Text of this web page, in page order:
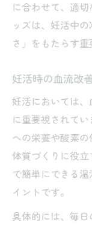
に合わせて、適
ッズは、妊活中
さ」をもたらす重
妊活時の血流改
妊活においては
に重要視されて
への栄養や酸素
体質づくりに役
で簡単にできる
イントです。
具体的には、毎